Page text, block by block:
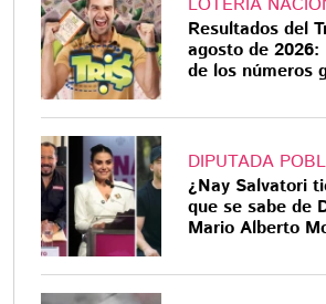
LOTERÍA
Resultados del
agosto de 2026:
de los números
DIPUTADA
¿Nay Salvatori
que se sabe de
Mario Alberto